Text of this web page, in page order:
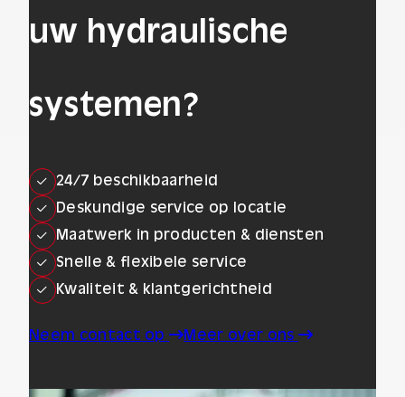
uw hydraulische
systemen?
24/7 beschikbaarheid
Deskundige service op locatie
Maatwerk in producten & diensten
Snelle & flexibele service
Kwaliteit & klantgerichtheid
Neem contact op Meer over ons